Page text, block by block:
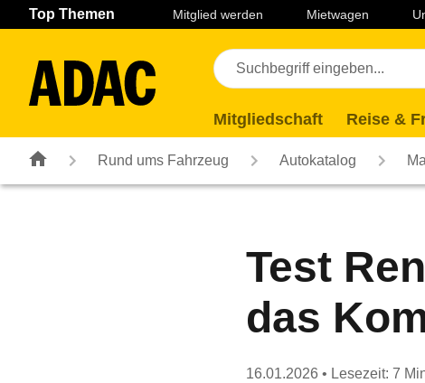
Navigation Seiteninhalt Fußzeile
Top Themen Mitglied werden Mietwagen
Mitgliedschaft Reise &
Rund ums Fahrzeug Autokatalog
Test
das
16.01.2026 • Lesezeit: 7